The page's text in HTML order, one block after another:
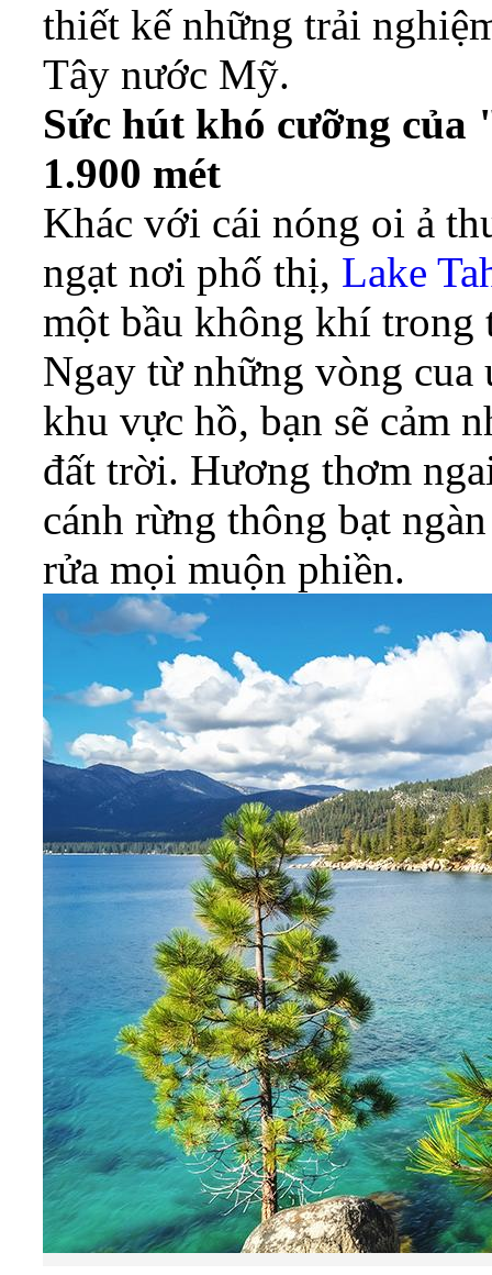
thiết kế những trải
Tây nước Mỹ.
Sức hút khó cưỡng
1.900 mét
Khác với cái nóng oi ả
ngạt nơi phố thị, Lake
một bầu không khí trong
Ngay từ những vòng cua
khu vực hồ, bạn sẽ cảm
đất trời. Hương thơm
cánh rừng thông bạt
rửa mọi muộn phiền.